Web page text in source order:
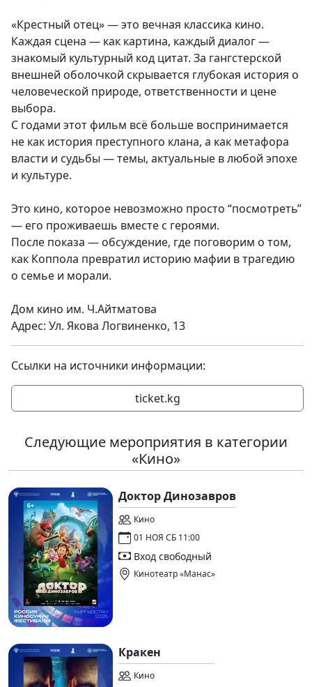
«Крестный отец» — это вечная классика кино.
Каждая сцена — как картина, каждый диалог —
знакомый культурный код цитат. За гангстерской
внешней оболочкой скрывается глубокая история о
человеческой природе, ответственности и цене
выбора.
С годами этот фильм всё больше воспринимается
не как история преступного клана, а как метафора
власти и судьбы — темы, актуальные в любой эпохе
и культуре.
Это кино, которое невозможно просто “посмотреть”
— его проживаешь вместе с героями.
После показа — обсуждение, где поговорим о том,
как Коппола превратил историю мафии в трагедию
о семье и морали.
Дом кино им. Ч.Айтматова
Адрес: Ул. Якова Логвиненко, 13
Ссылки на источники информации:
ticket.kg
Следующие мероприятия в категории
«Кино»
Доктор Динозавров
Кино
01 НОЯ СБ 11:00
Вход свободный
Кинотеатр «Манас»
Кракен
Кино